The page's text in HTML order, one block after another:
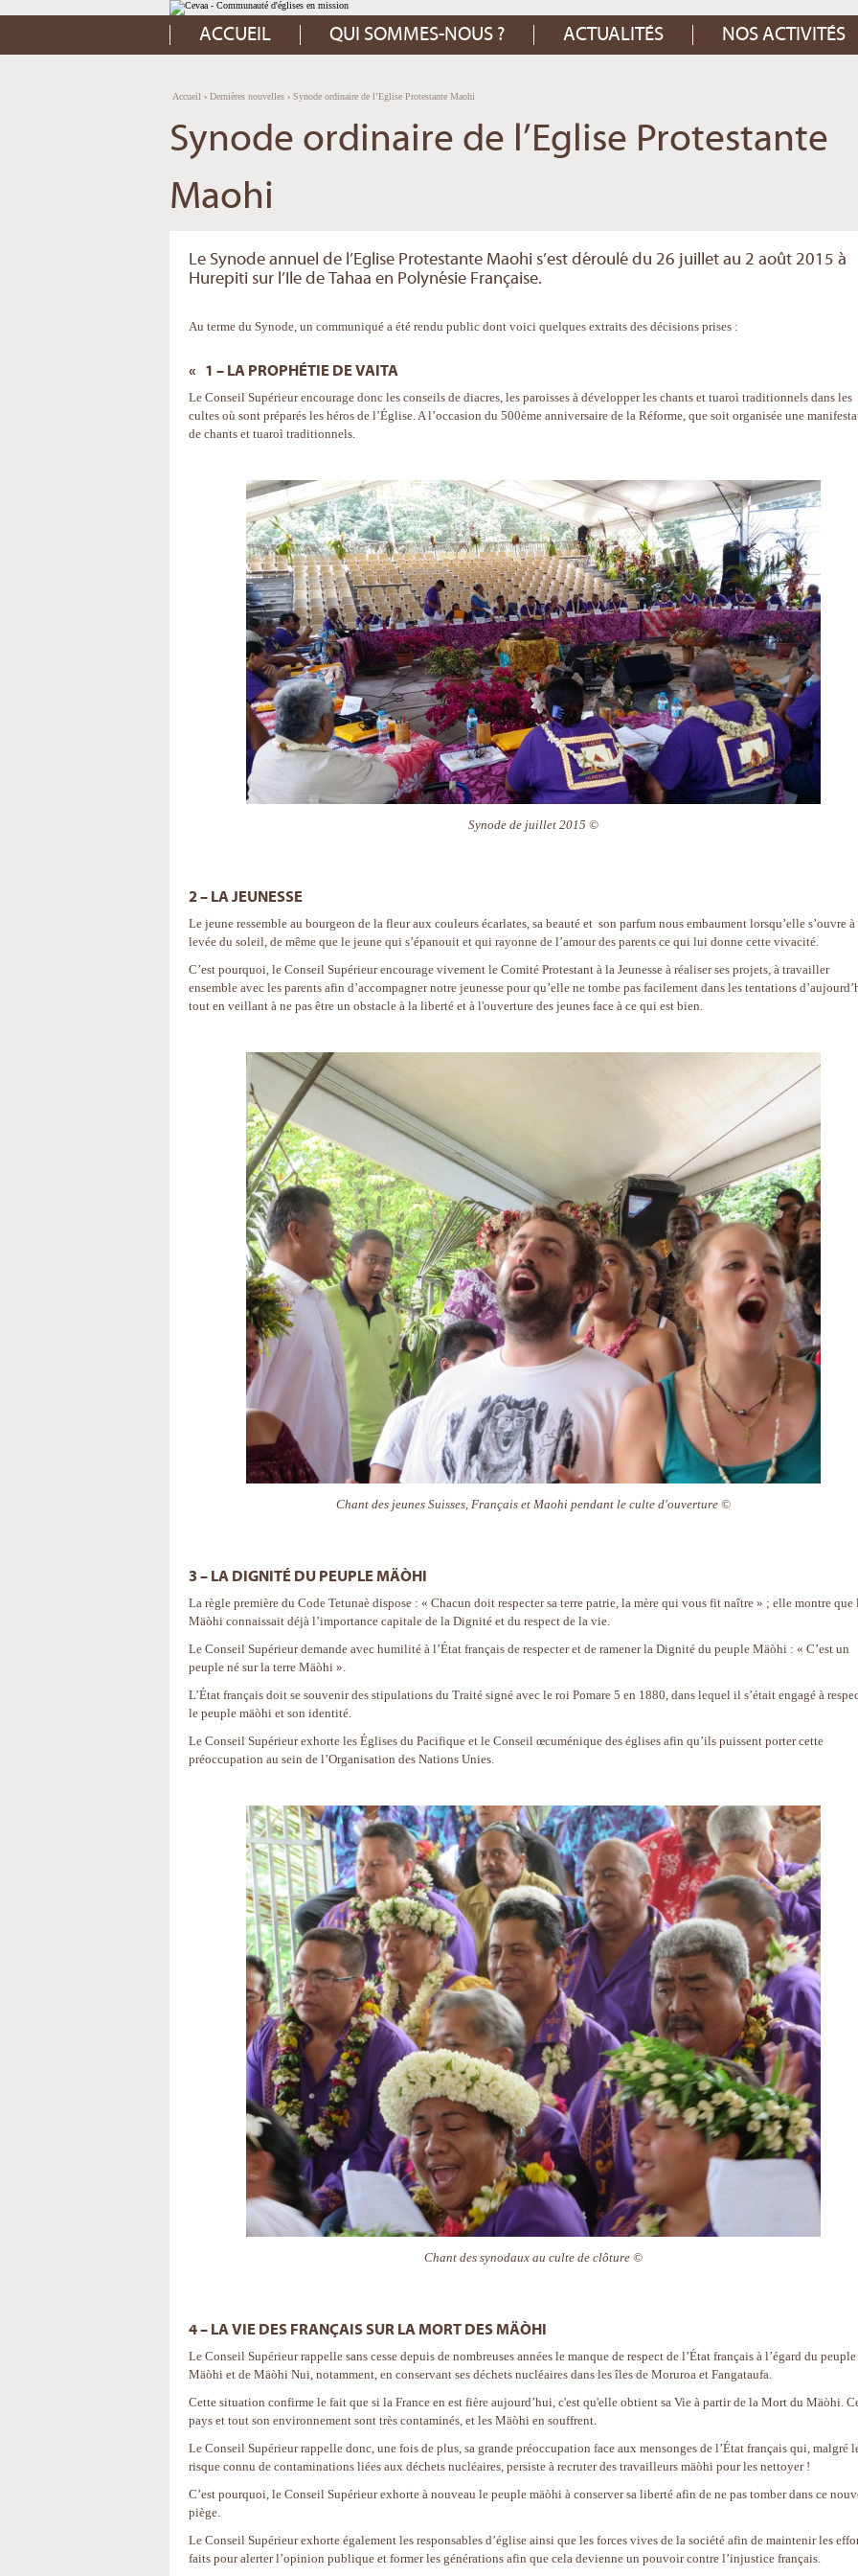
Aller
au
contenu.
Aller
à
Outils
personnels
ACCUEIL QUI SOMMES-NOUS ? ACTUALITÉS NOS ACTIVITÉS
Accueil › Dernières nouvelles › Synode ordinaire de l’Eglise Protestante Maohi
Synode ordinaire de l’Eglise Protestante
Maohi
Le Synode annuel de l’Eglise Protestante Maohi s’est déroulé du 26 juillet au 2 août 2015 à
Hurepiti sur l’Ile de Tahaa en Polynésie Française.
Au terme du Synode, un communiqué a été rendu public dont voici quelques extraits des décisions prises :
« 1 – LA PROPHÉTIE DE VAITA
Le Conseil Supérieur encourage donc les conseils de diacres, les paroisses à développer les chants et tuaroì traditionnels dans les
cultes où sont préparés les héros de l’Église. A l’occasion du 500ème anniversaire de la Réforme, que soit organisée une
de chants et tuaroì traditionnels.
Synode de juillet 2015 ©
2 – LA JEUNESSE
Le jeune ressemble au bourgeon de la fleur aux couleurs écarlates, sa beauté et son parfum nous embaument lorsqu’elle s’ouvre à
levée du soleil, de même que le jeune qui s’épanouit et qui rayonne de l’amour des parents ce qui lui donne cette vivacité.
C’est pourquoi, le Conseil Supérieur encourage vivement le Comité Protestant à la Jeunesse à réaliser ses projets, à travailler
ensemble avec les parents afin d’accompagner notre jeunesse pour qu’elle ne tombe pas facilement dans les tentations
tout en veillant à ne pas être un obstacle à la liberté et à l'ouverture des jeunes face à ce qui est bien.
Chant des jeunes Suisses, Français et Maohi pendant le culte d'ouverture ©
3 – LA DIGNITÉ DU PEUPLE MÄÒHI
La règle première du Code Tetunaè dispose : « Chacun doit respecter sa terre patrie, la mère qui vous fit naître » ; elle montre que
Mäòhi connaissait déjà l’importance capitale de la Dignité et du respect de la vie.
Le Conseil Supérieur demande avec humilité à l’État français de respecter et de ramener la Dignité du peuple Mäòhi : « C’est un
peuple né sur la terre Mäòhi ».
L’État français doit se souvenir des stipulations du Traité signé avec le roi Pomare 5 en 1880, dans lequel il s’était engagé à
le peuple mäòhi et son identité.
Le Conseil Supérieur exhorte les Églises du Pacifique et le Conseil œcuménique des églises afin qu’ils puissent porter cette
préoccupation au sein de l’Organisation des Nations Unies.
Chant des synodaux au culte de clôture ©
4 – LA VIE DES FRANÇAIS SUR LA MORT DES MÄÒHI
Le Conseil Supérieur rappelle sans cesse depuis de nombreuses années le manque de respect de l’État français à l’égard du peuple
Mäòhi et de Mäòhi Nui, notamment, en conservant ses déchets nucléaires dans les îles de Moruroa et Fangataufa.
Cette situation confirme le fait que si la France en est fière aujourd’hui, c'est qu'elle obtient sa Vie à partir de la Mort du Mäòhi.
pays et tout son environnement sont très contaminés, et les Mäòhi en souffrent.
Le Conseil Supérieur rappelle donc, une fois de plus, sa grande préoccupation face aux mensonges de l’État français qui, malgré
risque connu de contaminations liées aux déchets nucléaires, persiste à recruter des travailleurs mäòhi pour les nettoyer !
C’est pourquoi, le Conseil Supérieur exhorte à nouveau le peuple mäòhi à conserver sa liberté afin de ne pas tomber dans ce
piège.
Le Conseil Supérieur exhorte également les responsables d’église ainsi que les forces vives de la société afin de maintenir les
faits pour alerter l’opinion publique et former les générations afin que cela devienne un pouvoir contre l’injustice français.